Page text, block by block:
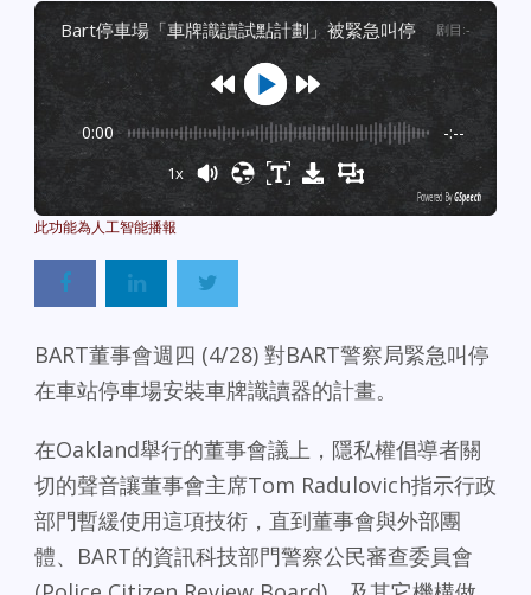
bart停車場「車牌識讀試點計劃」被緊急叫停 剧目 :-
0:00 -:--
1x
Powered By GSpeech
BART董事會週四 (4/28) 對BART警察局緊急叫停
在車站停車場安裝車牌識讀器的計畫。
在Oakland舉行的董事會議上，隱私權倡導者關
切的聲音讓董事會主席Tom Radulovich指示行政
部門暫緩使用這項技術，直到董事會與外部團
體、BART的資訊科技部門警察公民審查委員會